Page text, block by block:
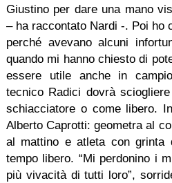
Giustino per dare una mano
– ha raccontato Nardi -. Poi ho
perché avevano alcuni
quando mi hanno chiesto di
essere utile anche in
tecnico Radici dovrà
schiacciatore o come libero.
Alberto Caprotti: geometra al
al mattino e atleta con grinta
tempo libero. “Mi perdonino i
più vivacità di tutti loro”,